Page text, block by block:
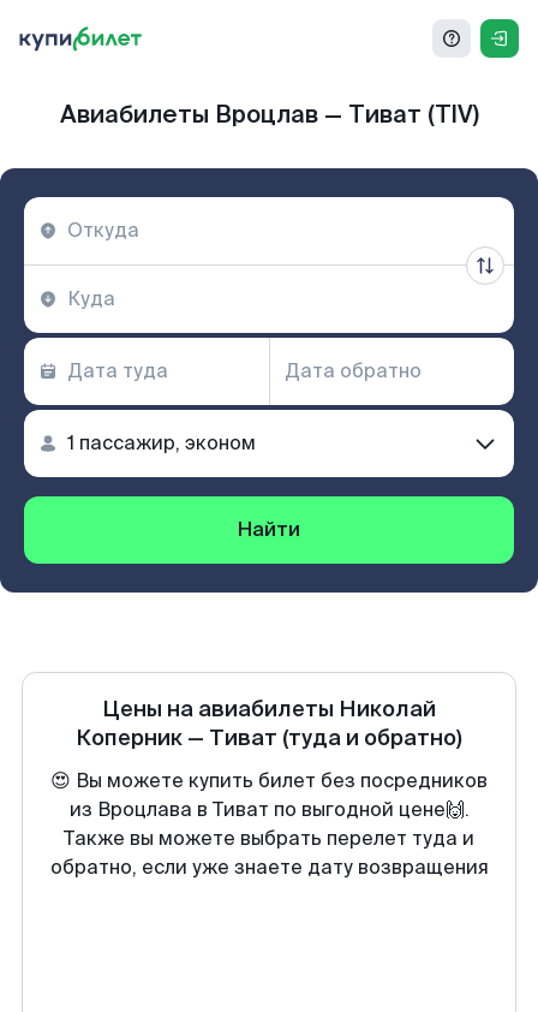
Авиабилеты Вроцлав — Тиват (TIV)
Найти
Цены на авиабилеты Николай
Коперник — Тиват (туда и обратно)
😍 Вы можете купить билет без посредников
из Вроцлава в Тиват по выгодной цене🙌.
Также вы можете выбрать перелет туда и
обратно, если уже знаете дату возвращения